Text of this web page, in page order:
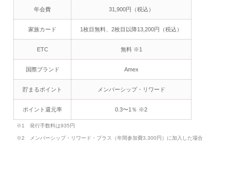
年会費 31,900円（税込）
家族カード 1枚目無料、2枚目以降13,200円（税込）
ETC 無料 ※1
国際ブランド Amex
貯まるポイント メンバーシップ・リワード
ポイント還元率 0.3〜1％ ※2
※1 発行手数料は935円
※2 メンバーシップ・リワード・プラス（年間参加費3,300円）に加入した場合